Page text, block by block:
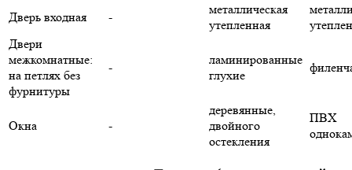
Дверь входная -
металлическая
утепленная
Двери
межкомнатные:
на петлях без
фурнитуры
-
ламинированные
глухие
Окна -
деревянные,
двойного
остекления
ПВХ